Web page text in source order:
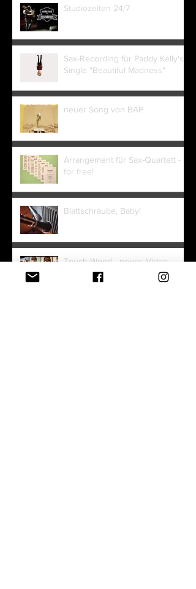
Studiozeiten 24/7
Sax-Recording für Paddy Kelly's
Single "Beautiful Madness"
neuer Song von BAP
Arrangement für Sax-Quartett -
for free!
Blattschraube, Baby!
Touch Wood - neues Video